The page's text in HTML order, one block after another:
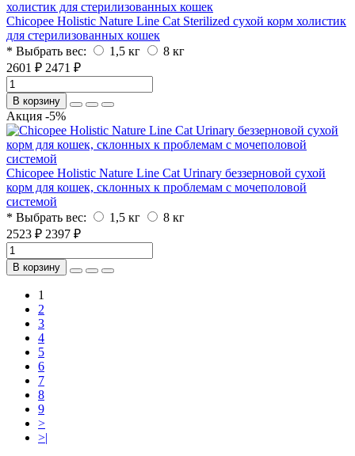
Chicopee Holistic Nature Line Cat Sterilized сухой корм холистик
для стерилизованных кошек
* Выбрать вес:
1,5 кг
8 кг
2601 ₽ 2471 ₽
В корзину
Акция -5%
Chicopee Holistic Nature Line Cat Urinary беззерновой сухой
корм для кошек, склонных к проблемам с мочеполовой
системой
* Выбрать вес:
1,5 кг
8 кг
2523 ₽ 2397 ₽
В корзину
1
2
3
4
5
6
7
8
9
>
>|